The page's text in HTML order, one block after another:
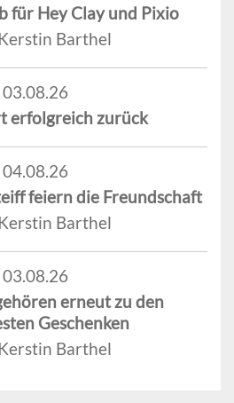
für Hey Clay und Pixio
Barthel
03.08.26
erfolgreich zurück
04.08.26
feiern die Freundschaft
Barthel
03.08.26
erneut zu den
Geschenken
Barthel